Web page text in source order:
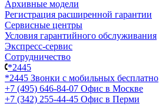
Архивные модели
Регистрация расширенной гарантии
Сервисные центры
Условия гарантийного обслуживания
Экспресс-сервис
Сотрудничество
*2445
*2445 Звонки с мобильных бесплатно
+7 (495) 646-84-07 Офис в Москве
+7 (342) 255-44-45 Офис в Перми